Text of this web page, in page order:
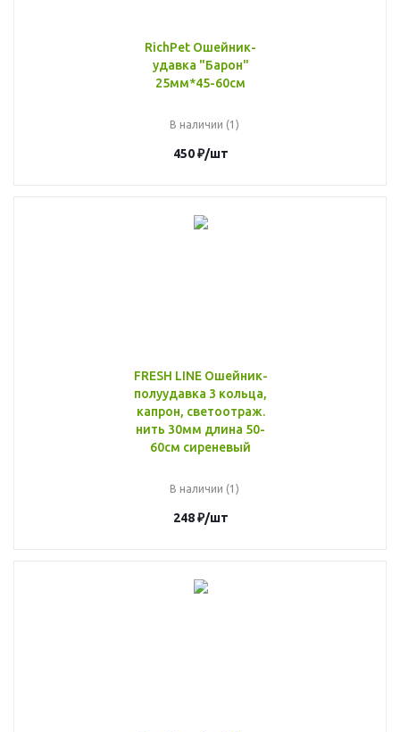
RichPet Ошейник-
удавка "Барон"
25мм*45-60см
В наличии (1)
450₽/шт
FRESH LINE Ошейник-
полуудавка 3 кольца,
капрон, светоотраж.
нить 30мм длина 50-
60см сиреневый
В наличии (1)
248₽/шт